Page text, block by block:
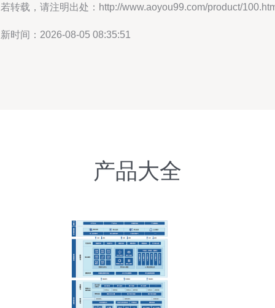
转载，请注明出处：http://www.aoyou99.com/product/
时间：2026-08-05 08:35:51
产品大全